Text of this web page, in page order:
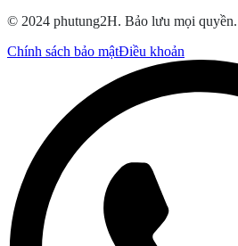
© 2024 phutung2H. Bảo lưu mọi quyền.
Chính sách bảo mậtĐiều khoản